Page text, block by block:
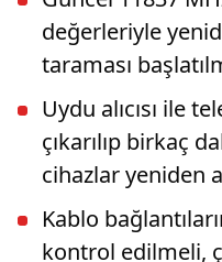
değerleriyle
taraması
Uydu alıcısı ile
çıkarılıp birkaç
cihazlar yeniden
Kablo
kontrol edilmeli,